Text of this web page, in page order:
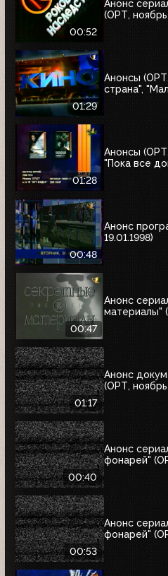
00:52
Анонс
(ОРТ, ноябрь
01:29
Анонсы (ОРТ,
страна",
01:28
Анонсы
"Пока все
00:48
Анонс
19.01.1998)
00:47
Анонс
материалы"
01:17
Анонс
(ОРТ, ноябрь
00:40
Анонс
фонарей"
00:53
Анонс
фонарей"